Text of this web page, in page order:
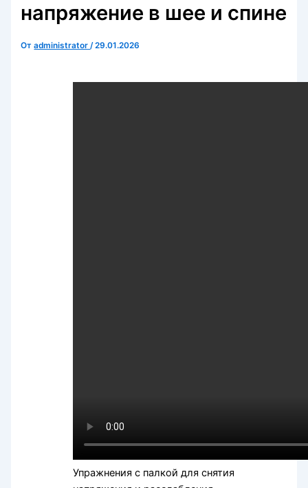
напряжение в шее и спине
Отadministrator/29.01.2026
Упражнения с палкой для снятия